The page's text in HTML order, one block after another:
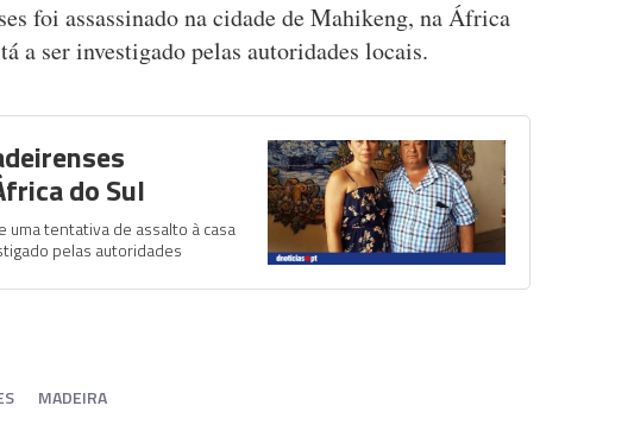
foi assassinado na cidade de Mahikeng, na África
a ser investigado pelas autoridades locais.
do Sul
uma tentativa de assalto à casa
pelas autoridades
MADEIRA